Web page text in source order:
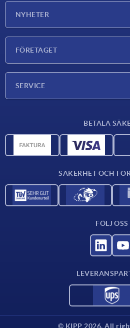
NYHETER
FÖRETAGET
SERVICE
CAD-data
BETALA
SÄKERHET OCH
FÖLJ OSS
© KIPP 2026. All